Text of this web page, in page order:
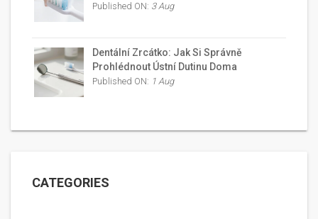
Published ON: 3 Aug
Dentální Zrcátko: Jak Si Správně
Prohlédnout Ústní Dutinu Doma
Published ON: 1 Aug
CATEGORIES